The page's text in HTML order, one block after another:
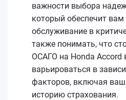
важности выбора
который обеспечит вам
обслуживание в
также понимать, что
ОСАГО на Honda Accord
варьироваться в
факторов, включая
историю страхования.